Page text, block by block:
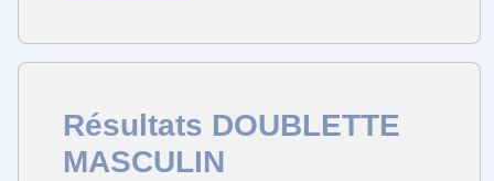
Résultats DOUBLETTE
MASCULIN